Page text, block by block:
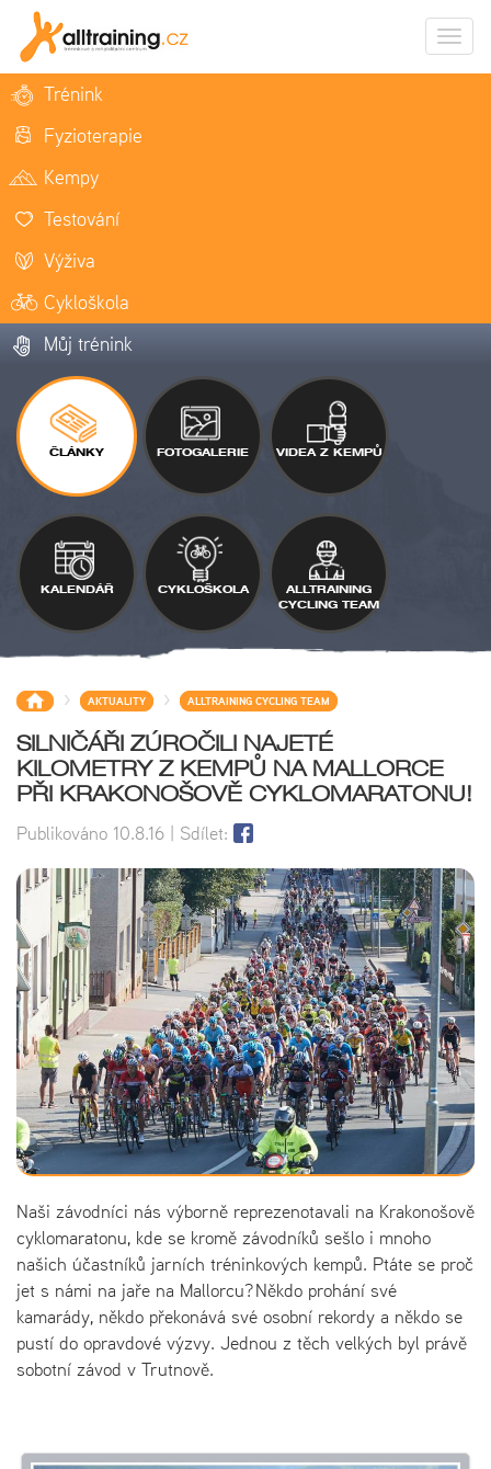
Trénink
Fyzioterapie
Kempy
Testování
Výživa
Cykloškola
Můj trénink
ČLÁNKY FOTOGALERIE VIDEA Z KEMPŮ
KALENDÁŘ CYKLOŠKOLA
ALLTRAINING
CYCLING TEAM
> AKTUALITY > ALLTRAINING CYCLING TEAM
SILNIČÁŘI ZÚROČILI NAJETÉ
KILOMETRY Z KEMPŮ NA MALLORCE
PŘI KRAKONOŠOVĚ CYKLOMARATONU!
Publikováno 10.8.16 | Sdílet:
Naši závodníci nás výborně reprezenotavali na Krakonošově
cyklomaratonu, kde se kromě závodníků sešlo i mnoho
našich účastníků jarních tréninkových kempů. Ptáte se proč
jet s námi na jaře na Mallorcu? Někdo prohání své
kamarády, někdo překonává své osobní rekordy a někdo se
pustí do opravdové výzvy. Jednou z těch velkých byl právě
sobotní závod v Trutnově.